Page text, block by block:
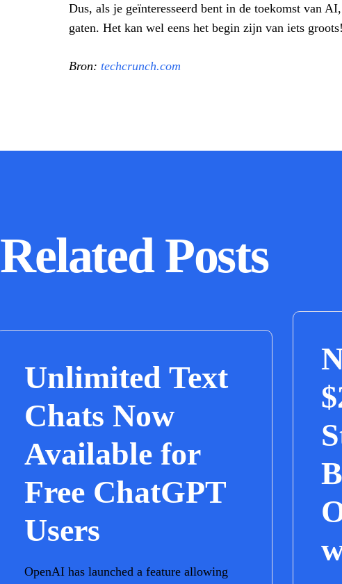
Dus, als je geïnteresseerd bent in de toekomst van
gaten. Het kan wel eens het begin zijn van iets groots!
Bron: techcrunch.com
Related Posts
Unlimited Text
Chats Now
Available for
Free ChatGPT
Users
OpenAI has launched a feature allowing